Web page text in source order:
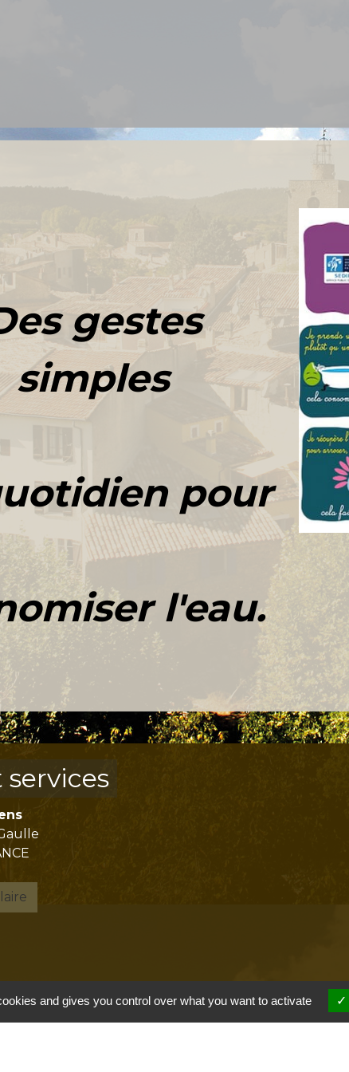
gestes
simples
pour
l'eau.
and gives you control over what you want to activate